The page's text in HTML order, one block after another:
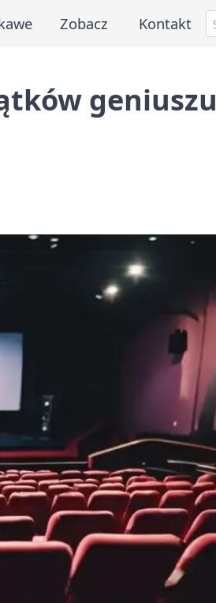
Zobacz Kontakt
geniuszu